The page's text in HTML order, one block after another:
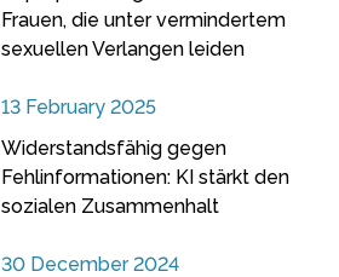
Frauen, die unter vermindertem
sexuellen Verlangen leiden
13 February 2025
Widerstandsfähig gegen
Fehlinformationen: KI stärkt den
sozialen Zusammenhalt
30 December 2024